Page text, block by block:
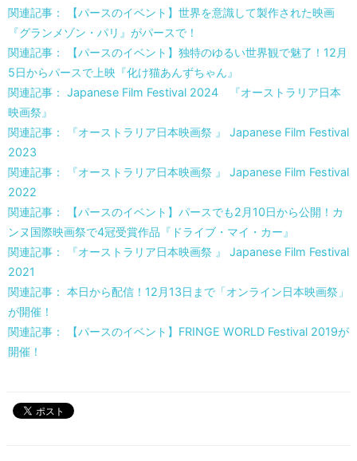
関連記事： 【パースのイベント】世界を意識して製作された映画
『グランメゾン・パリ』がパースで！
関連記事： 【パースのイベント】独特のゆるい世界観で魅了！12月
5日からパースで上映『化け猫あんずちゃん』
関連記事： Japanese Film Festival 2024 『オーストラリア日本
映画祭』
関連記事： 『オーストラリア日本映画祭 』 Japanese Film Festival
2023
関連記事： 『オーストラリア日本映画祭 』 Japanese Film Festival
2022
関連記事： 【パースのイベント】パースでも2月10日から公開！カ
ンヌ国際映画祭で4冠受賞作品『ドライブ・マイ・カー』
関連記事： 『オーストラリア日本映画祭 』 Japanese Film Festival
2021
関連記事： 本日から配信！12月13日まで「オンライン日本映画祭」
が開催！
関連記事： 【パースのイベント】FRINGE WORLD Festival 2019が
開催！